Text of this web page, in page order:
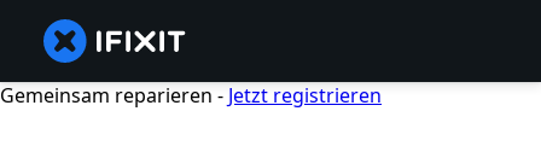
Gemeinsam reparieren - Jetzt registrieren